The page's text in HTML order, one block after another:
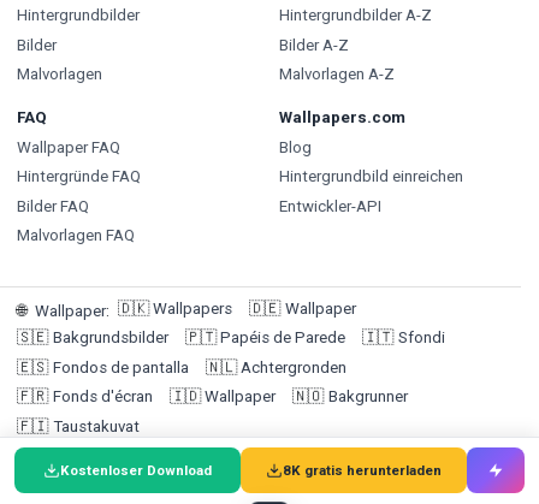
Kostenloser Download 8K gratis herunterladen
Hintergrundbilder
Bilder
Malvorlagen
Hintergrundbilder A-Z
Bilder A-Z
Malvorlagen A-Z
FAQ
Wallpaper FAQ
Hintergründe FAQ
Bilder FAQ
Malvorlagen FAQ
Wallpapers.com
Blog
Hintergrundbild einreichen
Entwickler-API
🌐 Wallpaper: 🇩🇰 Wallpapers 🇩🇪 Wallpaper
🇸🇪 Bakgrundsbilder 🇵🇹 Papéis de Parede 🇮🇹 Sfondi
🇪🇸 Fondos de pantalla 🇳🇱 Achtergronden
🇫🇷 Fonds d'écran 🇮🇩 Wallpaper 🇳🇴 Bakgrunner
🇫🇮 Taustakuvat
© 2026 Wallpapers.com (Targa Ltd @ 1F, 1-3 San Lau Street,